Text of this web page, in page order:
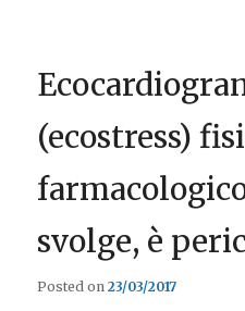
(ecostress)
svolge, è
Posted on23/03/2017